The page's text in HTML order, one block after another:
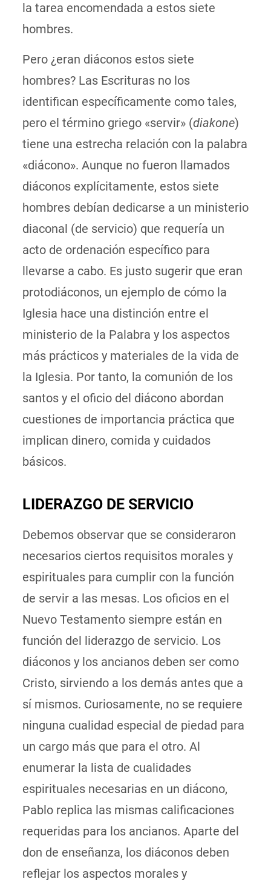
la tarea encomendada a estos siete
hombres.
Pero ¿eran diáconos estos siete
hombres? Las Escrituras no los
identifican específicamente como tales,
pero el término griego «servir» (diakone)
tiene una estrecha relación con la palabra
«diácono». Aunque no fueron llamados
diáconos explícitamente, estos siete
hombres debían dedicarse a un ministerio
diaconal (de servicio) que requería un
acto de ordenación específico para
llevarse a cabo. Es justo sugerir que eran
protodiáconos, un ejemplo de cómo la
Iglesia hace una distinción entre el
ministerio de la Palabra y los aspectos
más prácticos y materiales de la vida de
la Iglesia. Por tanto, la comunión de los
santos y el oficio del diácono abordan
cuestiones de importancia práctica que
implican dinero, comida y cuidados
básicos.
LIDERAZGO DE SERVICIO
Debemos observar que se consideraron
necesarios ciertos requisitos morales y
espirituales para cumplir con la función
de servir a las mesas. Los oficios en el
Nuevo Testamento siempre están en
función del liderazgo de servicio. Los
diáconos y los ancianos deben ser como
Cristo, sirviendo a los demás antes que a
sí mismos. Curiosamente, no se requiere
ninguna cualidad especial de piedad para
un cargo más que para el otro. Al
enumerar la lista de cualidades
espirituales necesarias en un diácono,
Pablo replica las mismas calificaciones
requeridas para los ancianos. Aparte del
don de enseñanza, los diáconos deben
reflejar los aspectos morales y